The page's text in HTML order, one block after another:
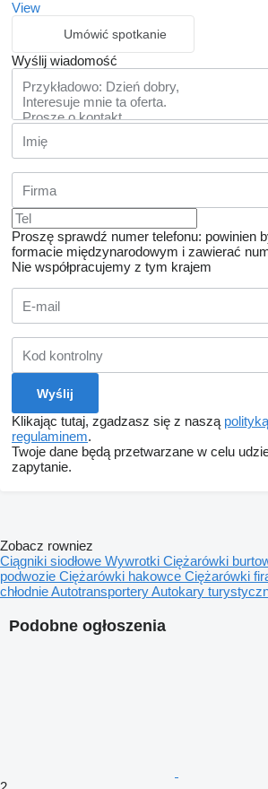
View
Umówić spotkanie
Wyślij wiadomość
Proszę sprawdź numer telefonu: powinien
formacie międzynarodowym i zawierać
Nie współpracujemy z tym krajem
Klikając tutaj, zgadzasz się z naszą
regulaminem.
Twoje dane będą przetwarzane w celu
zapytanie.
Podobne ogłoszenia
Zobacz rowniez
Ciągniki siodłowe Wywrotki Ciężarówki
podwozie Ciężarówki hakowce Ciężarówki
chłodnieAutotransporteryAutokary